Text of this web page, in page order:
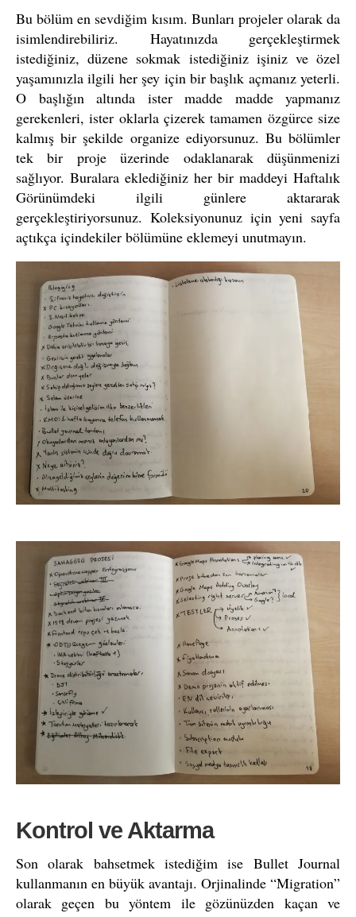
Bu bölüm en sevdiğim kısım. Bunları projeler olarak da
isimlendirebiliriz. Hayatınızda gerçekleştirmek
istediğiniz, düzene sokmak istediğiniz işiniz ve özel
yaşamınızla ilgili her şey için bir başlık açmanız yeterli.
O başlığın altında ister madde madde yapmanız
gerekenleri, ister oklarla çizerek tamamen özgürce size
kalmış bir şekilde organize ediyorsunuz. Bu bölümler
tek bir proje üzerinde odaklanarak düşünmenizi
sağlıyor. Buralara eklediğiniz her bir maddeyi Haftalık
Görünümdeki ilgili günlere aktararak
gerçekleştiriyorsunuz. Koleksiyonunuz için yeni sayfa
açtıkça içindekiler bölümüne eklemeyi unutmayın.
Kontrol ve Aktarma
Son olarak bahsetmek istediğim ise Bullet Journal
kullanmanın en büyük avantajı. Orjinalinde “Migration”
olarak geçen bu yöntem ile gözünüzden kaçan ve